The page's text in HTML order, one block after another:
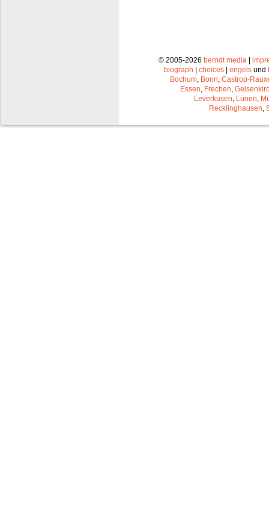
© 2005-2026 berndt media |
biograph | choices | engels und
Bochum Bonn Castrop-
Essen Frechen
Leverkusen Lünen
Recklinghausen